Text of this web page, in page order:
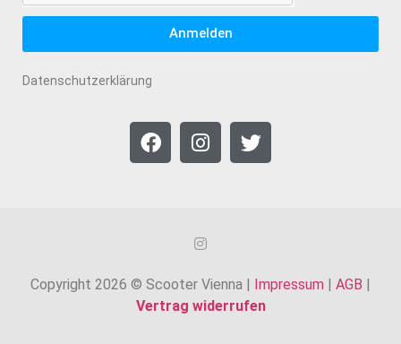
Anmelden
Datenschutzerklärung
Copyright 2026 © Scooter Vienna | Impressum | AGB |
Vertrag widerrufen